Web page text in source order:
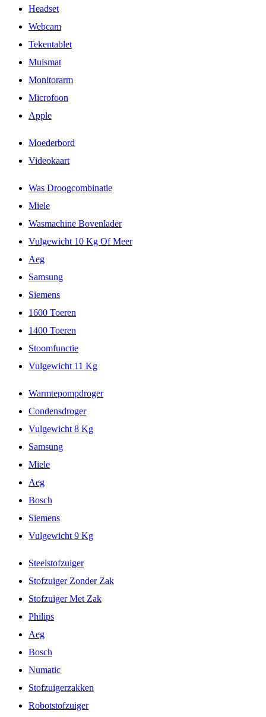
Headset
Webcam
Tekentablet
Muismat
Monitorarm
Microfoon
Apple
Moederbord
Videokaart
Was Droogcombinatie
Miele
Wasmachine Bovenlader
Vulgewicht 10 Kg Of Meer
Aeg
Samsung
Siemens
1600 Toeren
1400 Toeren
Stoomfunctie
Vulgewicht 11 Kg
Warmtepompdroger
Condensdroger
Vulgewicht 8 Kg
Samsung
Miele
Aeg
Bosch
Siemens
Vulgewicht 9 Kg
Steelstofzuiger
Stofzuiger Zonder Zak
Stofzuiger Met Zak
Philips
Aeg
Bosch
Numatic
Stofzuigerzakken
Robotstofzuiger